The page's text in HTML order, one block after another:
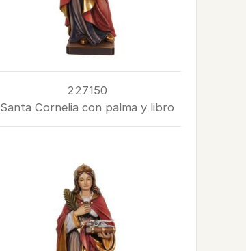
227150
Santa Cornelia con palma y libro